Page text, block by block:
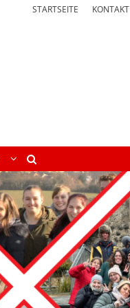
STARTSEITE KONTAKT